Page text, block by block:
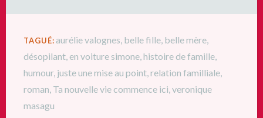
TAGUÉ: aurélie valognes, belle fille, belle mère,
désopilant,en voiture simone,histoire de famille,
humour, juste une mise au point,relation familliale,
roman, Ta nouvelle vie commence ici,veronique
masagu